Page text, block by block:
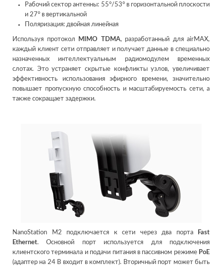
Рабочий сектор антенны: 55°/53° в горизонтальной плоскости
и 27° в вертикальной
Поляризация: двойная линейная
Используя протокол MIMO TDMA, разработанный для airMAX,
каждый клиент сети отправляет и получает данные в специально
назначенных интеллектуальным радиомодулем временных
слотах. Это устраняет скрытые конфликты узлов, увеличивает
эффективность использования эфирного времени, значительно
повышает пропускную способность и масштабируемость сети, а
также сокращает задержки.
NanoStation M2 подключается к сети через два порта
Fast
Ethernet. Основной порт используется для подключения
клиентского терминала и подачи питания в пассивном режиме PoE
(адаптер на 24 В входит в комплект). Вторичный порт может быть